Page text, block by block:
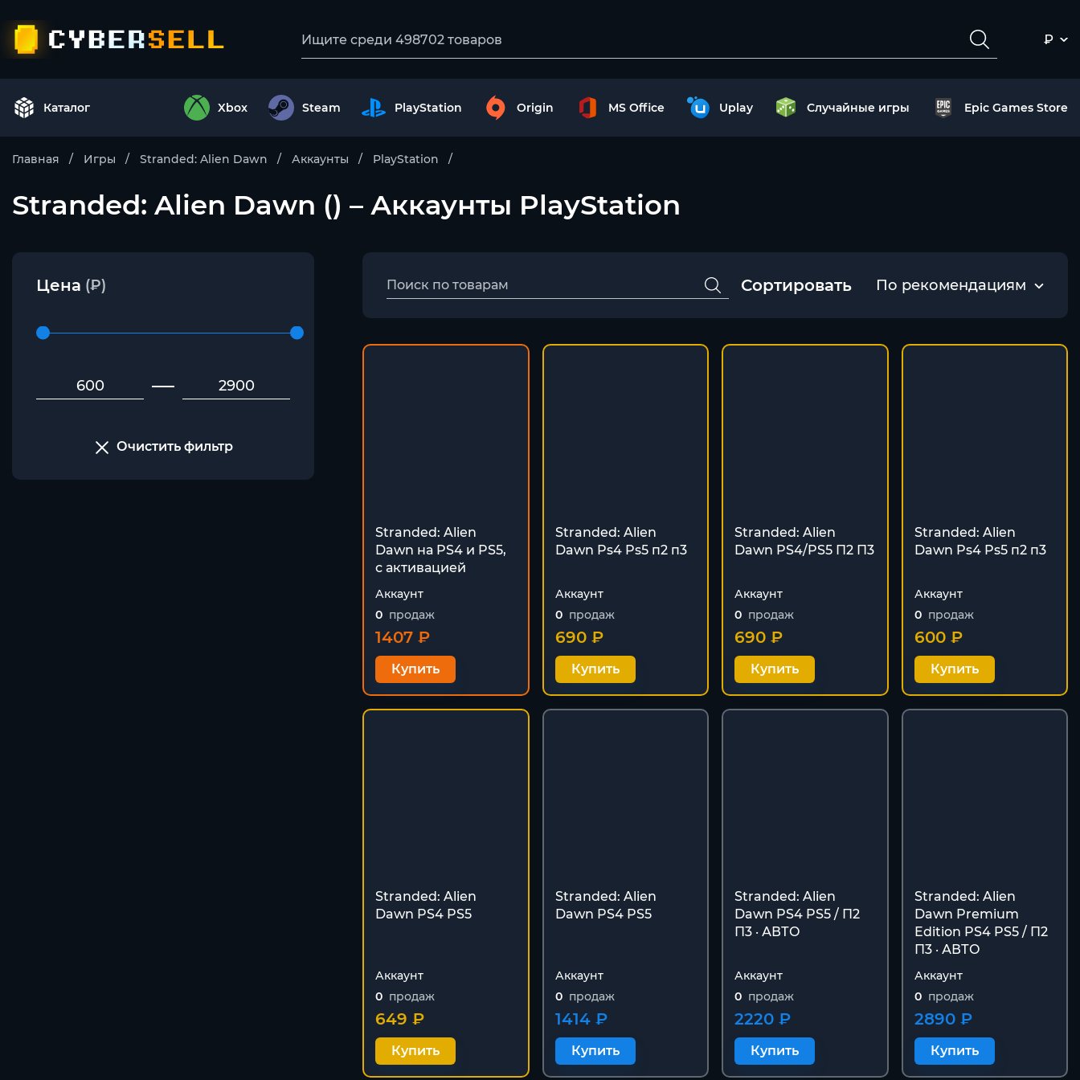
₽
Каталог Xbox Steam PlayStation Origin MS Office Uplay Случайные игры Epic Games Store
Главная Игры Stranded: Alien Dawn Аккаунты PlayStation
Stranded: Alien Dawn () – Аккаунты PlayStation
Цена (₽)
Очистить фильтр
Сортировать По рекомендациям
Stranded: Alien
Dawn на PS4 и PS5,
с активацией
Аккаунт
0 продаж
1407 ₽
Купить
Stranded: Alien
Dawn Ps4 Ps5 п2 п3
Аккаунт
0 продаж
690 ₽
Купить
Stranded: Alien
Dawn PS4/PS5 П2 П3
Аккаунт
0 продаж
690 ₽
Купить
Stranded: Alien
Dawn Ps4 Ps5 п2 п3
Аккаунт
0 продаж
600 ₽
Купить
Stranded: Alien
Dawn PS4 PS5
Аккаунт
0 продаж
649 ₽
Купить
Stranded: Alien
Dawn PS4 PS5
Аккаунт
0 продаж
1414 ₽
Купить
Stranded: Alien
Dawn PS4 PS5 / П2
П3 · АВТО
Аккаунт
0 продаж
2220 ₽
Купить
Stranded: Alien
Dawn Premium
Edition PS4 PS5 / П2
П3 · АВТО
Аккаунт
0 продаж
2890 ₽
Купить